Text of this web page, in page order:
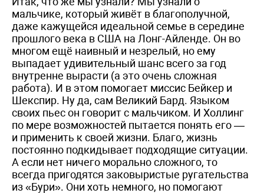
мальчике, который живёт в благополучной,
даже кажущейся идеальной семье в середине
прошлого века в США на Лонг-Айленде. Он во
многом ещё наивный и незрелый, но ему
выпадает удивительный шанс всего за год
внутренне вырасти (а это очень сложная
работа). И в этом помогает миссис Бейкер и
Шекспир. Ну да, сам Великий Бард. Языком
своих пьес он говорит с мальчиком. И Холлинг
по мере возможностей пытается понять его —
и применить к своей жизни. Благо, жизнь
постоянно подкидывает подходящие ситуации.
А если нет ничего морально сложного, то
всегда пригодятся заковыристые ругательства
из «Бури». Они хоть немного, но помогают